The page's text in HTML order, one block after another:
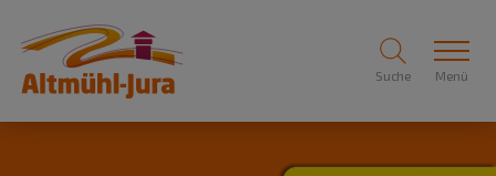
Suche Menü